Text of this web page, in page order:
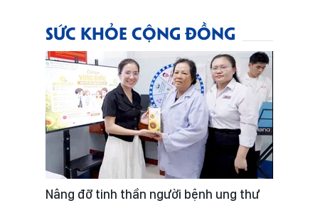
SỨC KHỎE CỘNG ĐỒNG
Nâng đỡ tinh thần người bệnh ung thư